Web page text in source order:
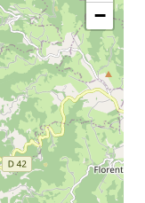
et
−